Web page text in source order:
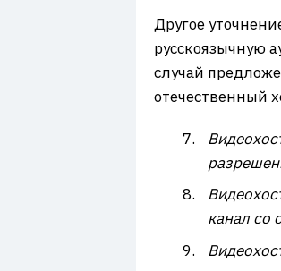
Другое
русскоязычную
случай
отечественный
канал со